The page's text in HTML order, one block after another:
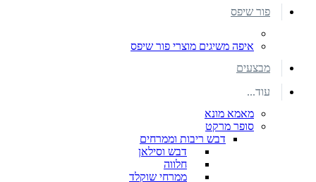
פור שיפס
איפה משיגים מוצרי פור שיפס
מבצעים
עוד...
מאמא מונא
סופר מרקט
דבש ריבות וממרחים
דבש וסילאן
חלווה
ממרחי שוקלד